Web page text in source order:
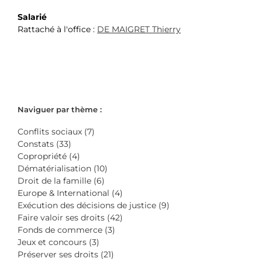
Salarié
Rattaché à l'office : DE MAIGRET Thierry
Naviguer par thème :
Conflits sociaux (7)
Constats (33)
Copropriété (4)
Dématérialisation (10)
Droit de la famille (6)
Europe & International (4)
Exécution des décisions de justice (9)
Faire valoir ses droits (42)
Fonds de commerce (3)
Jeux et concours (3)
Préserver ses droits (21)